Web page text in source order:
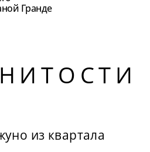
Гранде
из квартала